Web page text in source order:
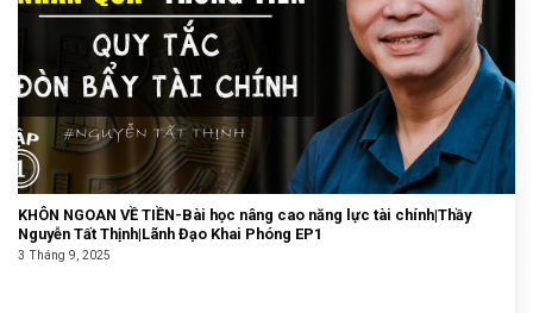
KHÔN NGOAN VỀ TIỀN-Bài học nâng cao năng lực tài chính|Thầy
Nguyễn Tất Thịnh|Lãnh Đạo Khai Phóng EP1
3 Tháng 9, 2025